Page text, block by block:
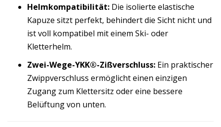
Helmkompatibilität: Die isolierte elastische
Kapuze sitzt perfekt, behindert die Sicht nicht und
ist voll kompatibel mit einem Ski- oder
Kletterhelm.
Zwei-Wege-YKK®-Zißverschluss: Ein praktischer
Zwippverschluss ermöglicht einen einzigen
Zugang zum Klettersitz oder eine bessere
Belüftung von unten.